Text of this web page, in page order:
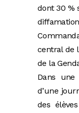
dont 30 %
central de
de la
Dans
d’une
des